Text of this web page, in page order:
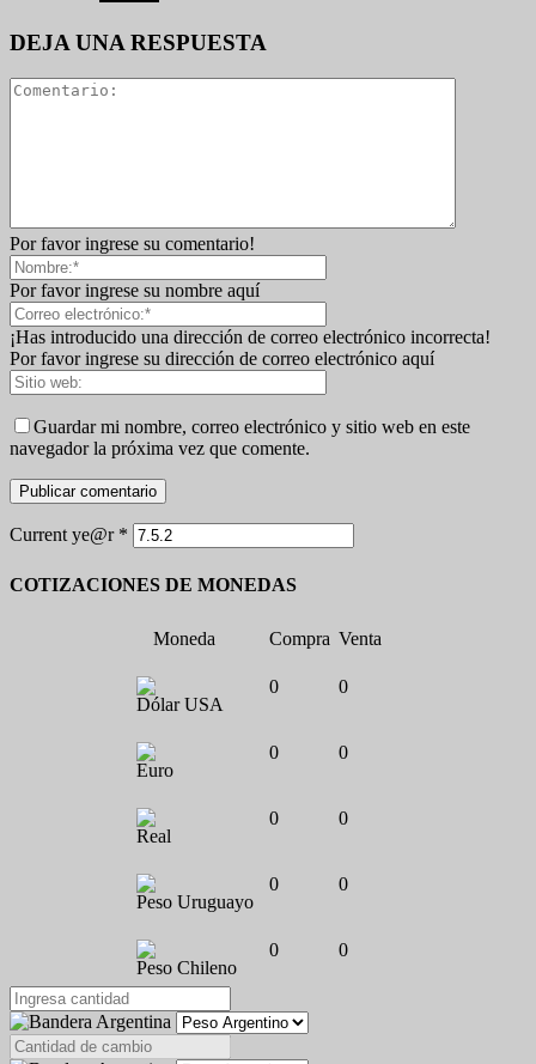
DEJA UNA RESPUESTA
Por favor ingrese su comentario!
Por favor ingrese su nombre aquí
¡Has introducido una dirección de correo electrónico incorrecta!
Por favor ingrese su dirección de correo electrónico aquí
Guardar mi nombre, correo electrónico y sitio web en este
navegador la próxima vez que comente.
Current ye@r *
COTIZACIONES DE MONEDAS
Moneda Compra Venta
Dólar USA
0 0
Euro
0 0
Real
0 0
Peso Uruguayo
0 0
Peso Chileno
0 0